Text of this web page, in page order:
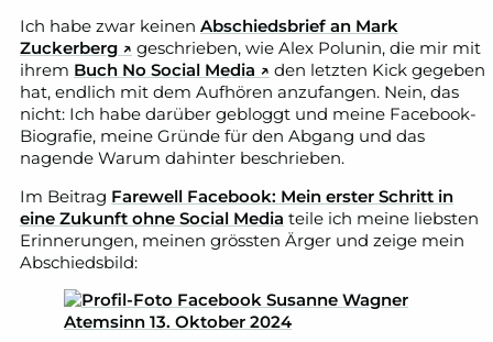
Ich habe zwar keinen Abschiedsbrief an Mark
Zuckerberg ↗ geschrieben, wie Alex Polunin, die mir mit
ihrem Buch No Social Media ↗ den letzten Kick gegeben
hat, endlich mit dem Aufhören anzufangen. Nein, das
nicht: Ich habe darüber gebloggt und meine Facebook-
Biografie, meine Gründe für den Abgang und das
nagende Warum dahinter beschrieben.
Im Beitrag Farewell Facebook: Mein erster Schritt in
eine Zukunft ohne Social Media teile ich meine liebsten
Erinnerungen, meinen grössten Ärger und zeige mein
Abschiedsbild: